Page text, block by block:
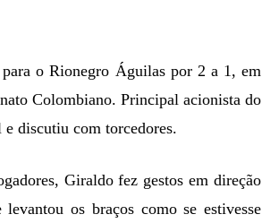
o Rionegro Águilas por 2 a 1, em
Colombiano. Principal acionista do
discutiu com torcedores.
Giraldo fez gestos em direção
os braços como se estivesse